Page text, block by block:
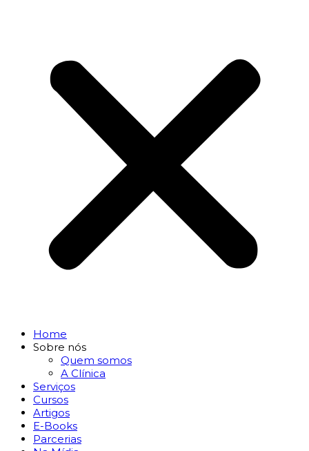
Home
Sobre nós
Quem somos
A Clínica
Serviços
Cursos
Artigos
E-Books
Parcerias